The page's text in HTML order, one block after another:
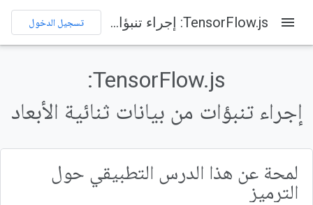
المتطلبات
إنشاء صفحة HTML وتضمين JavaScript
menu ‫TensorFlow.js: إجراء تنبؤات من بيانات ثنائية الأبعاد تسجيل الدخول
‫TensorFlow.js:
إجراء تنبؤات من بيانات ثنائية الأبعاد
لمحة عن هذا الدرس التطبيقي حول
الترميز